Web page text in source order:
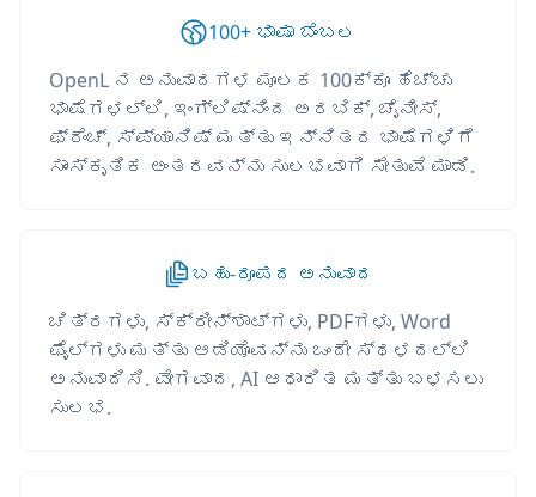
100+ ಭಾಷಾ ಬೆಂಬಲ
OpenL ನ ಅನುವಾದಗಳ ಮೂಲಕ 100ಕ್ಕೂ ಹೆಚ್ಚು
ಭಾಷೆಗಳಲ್ಲಿ, ಇಂಗ್ಲಿಷ್‌ನಿಂದ ಅರಬಿಕ್, ಚೈನೀಸ್,
ಫ್ರೆಂಚ್, ಸ್ಪ್ಯಾನಿಷ್ ಮತ್ತು ಇನ್ನಿತರ ಭಾಷೆಗಳಿಗೆ
ಸಾಂಸ್ಕೃತಿಕ ಅಂತರವನ್ನು ಸುಲಭವಾಗಿ ಸೇತುವೆ ಮಾಡಿ.
ಬಹು-ರೂಪದ ಅನುವಾದ
ಚಿತ್ರಗಳು, ಸ್ಕ್ರೀನ್‌ಶಾಟ್‌ಗಳು, PDFಗಳು, Word
ಫೈಲ್‌ಗಳು ಮತ್ತು ಆಡಿಯೊವನ್ನು ಒಂದೇ ಸ್ಥಳದಲ್ಲಿ
ಅನುವಾದಿಸಿ. ವೇಗವಾದ, AI ಆಧಾರಿತ ಮತ್ತು ಬಳಸಲು
ಸುಲಭ.